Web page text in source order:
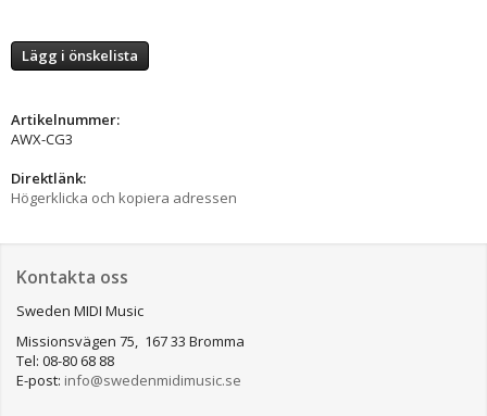
Lägg i önskelista
Artikelnummer:
AWX-CG3
Direktlänk:
Högerklicka och kopiera adressen
Kontakta oss
Sweden MIDI Music
Missionsvägen 75, 167 33 Bromma
Tel: 08-80 68 88
E-post: info@swedenmidimusic.se